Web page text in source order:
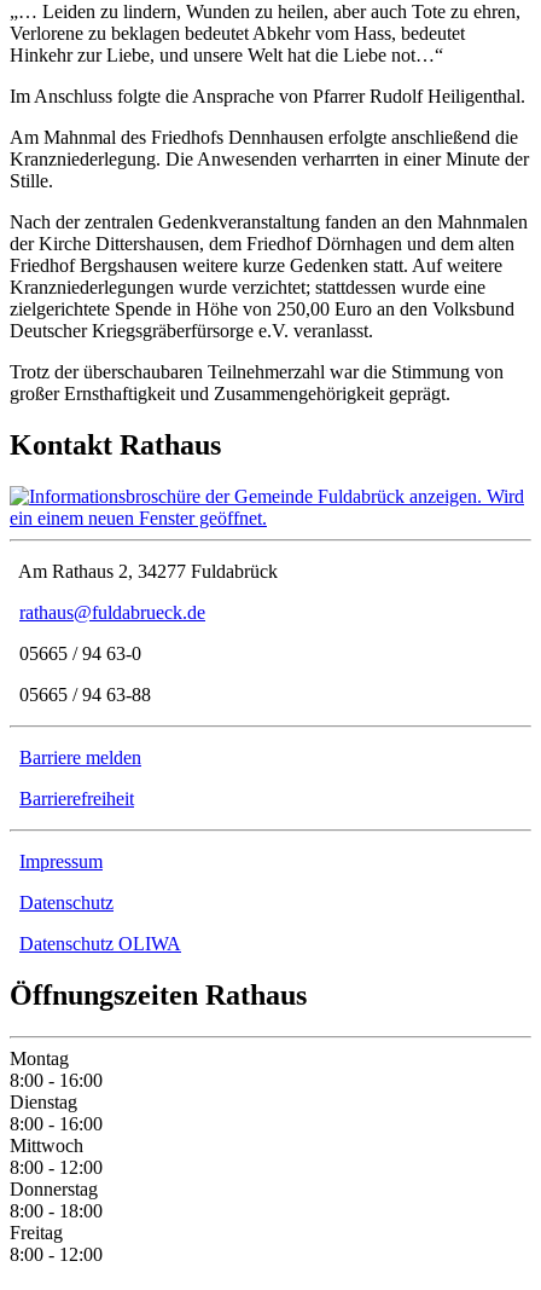
„… Leiden zu lindern, Wunden zu heilen, aber auch Tote zu ehren,
Verlorene zu beklagen bedeutet Abkehr vom Hass, bedeutet
Hinkehr zur Liebe, und unsere Welt hat die Liebe not…“
Im Anschluss folgte die Ansprache von Pfarrer Rudolf Heiligenthal.
Am Mahnmal des Friedhofs Dennhausen erfolgte anschließend die
Kranzniederlegung. Die Anwesenden verharrten in einer Minute der
Stille.
Nach der zentralen Gedenkveranstaltung fanden an den Mahnmalen
der Kirche Dittershausen, dem Friedhof Dörnhagen und dem alten
Friedhof Bergshausen weitere kurze Gedenken statt. Auf weitere
Kranzniederlegungen wurde verzichtet; stattdessen wurde eine
zielgerichtete Spende in Höhe von 250,00 Euro an den Volksbund
Deutscher Kriegsgräberfürsorge e.V. veranlasst.
Trotz der überschaubaren Teilnehmerzahl war die Stimmung von
großer Ernsthaftigkeit und Zusammengehörigkeit geprägt.
Kontakt Rathaus
Am Rathaus 2, 34277 Fuldabrück
rathaus@fuldabrueck.de
05665 / 94 63-0
05665 / 94 63-88
Barriere melden
Barrierefreiheit
Impressum
Datenschutz
Datenschutz OLIWA
Öffnungszeiten Rathaus
Montag
8:00 - 16:00
Dienstag
8:00 - 16:00
Mittwoch
8:00 - 12:00
Donnerstag
8:00 - 18:00
Freitag
8:00 - 12:00